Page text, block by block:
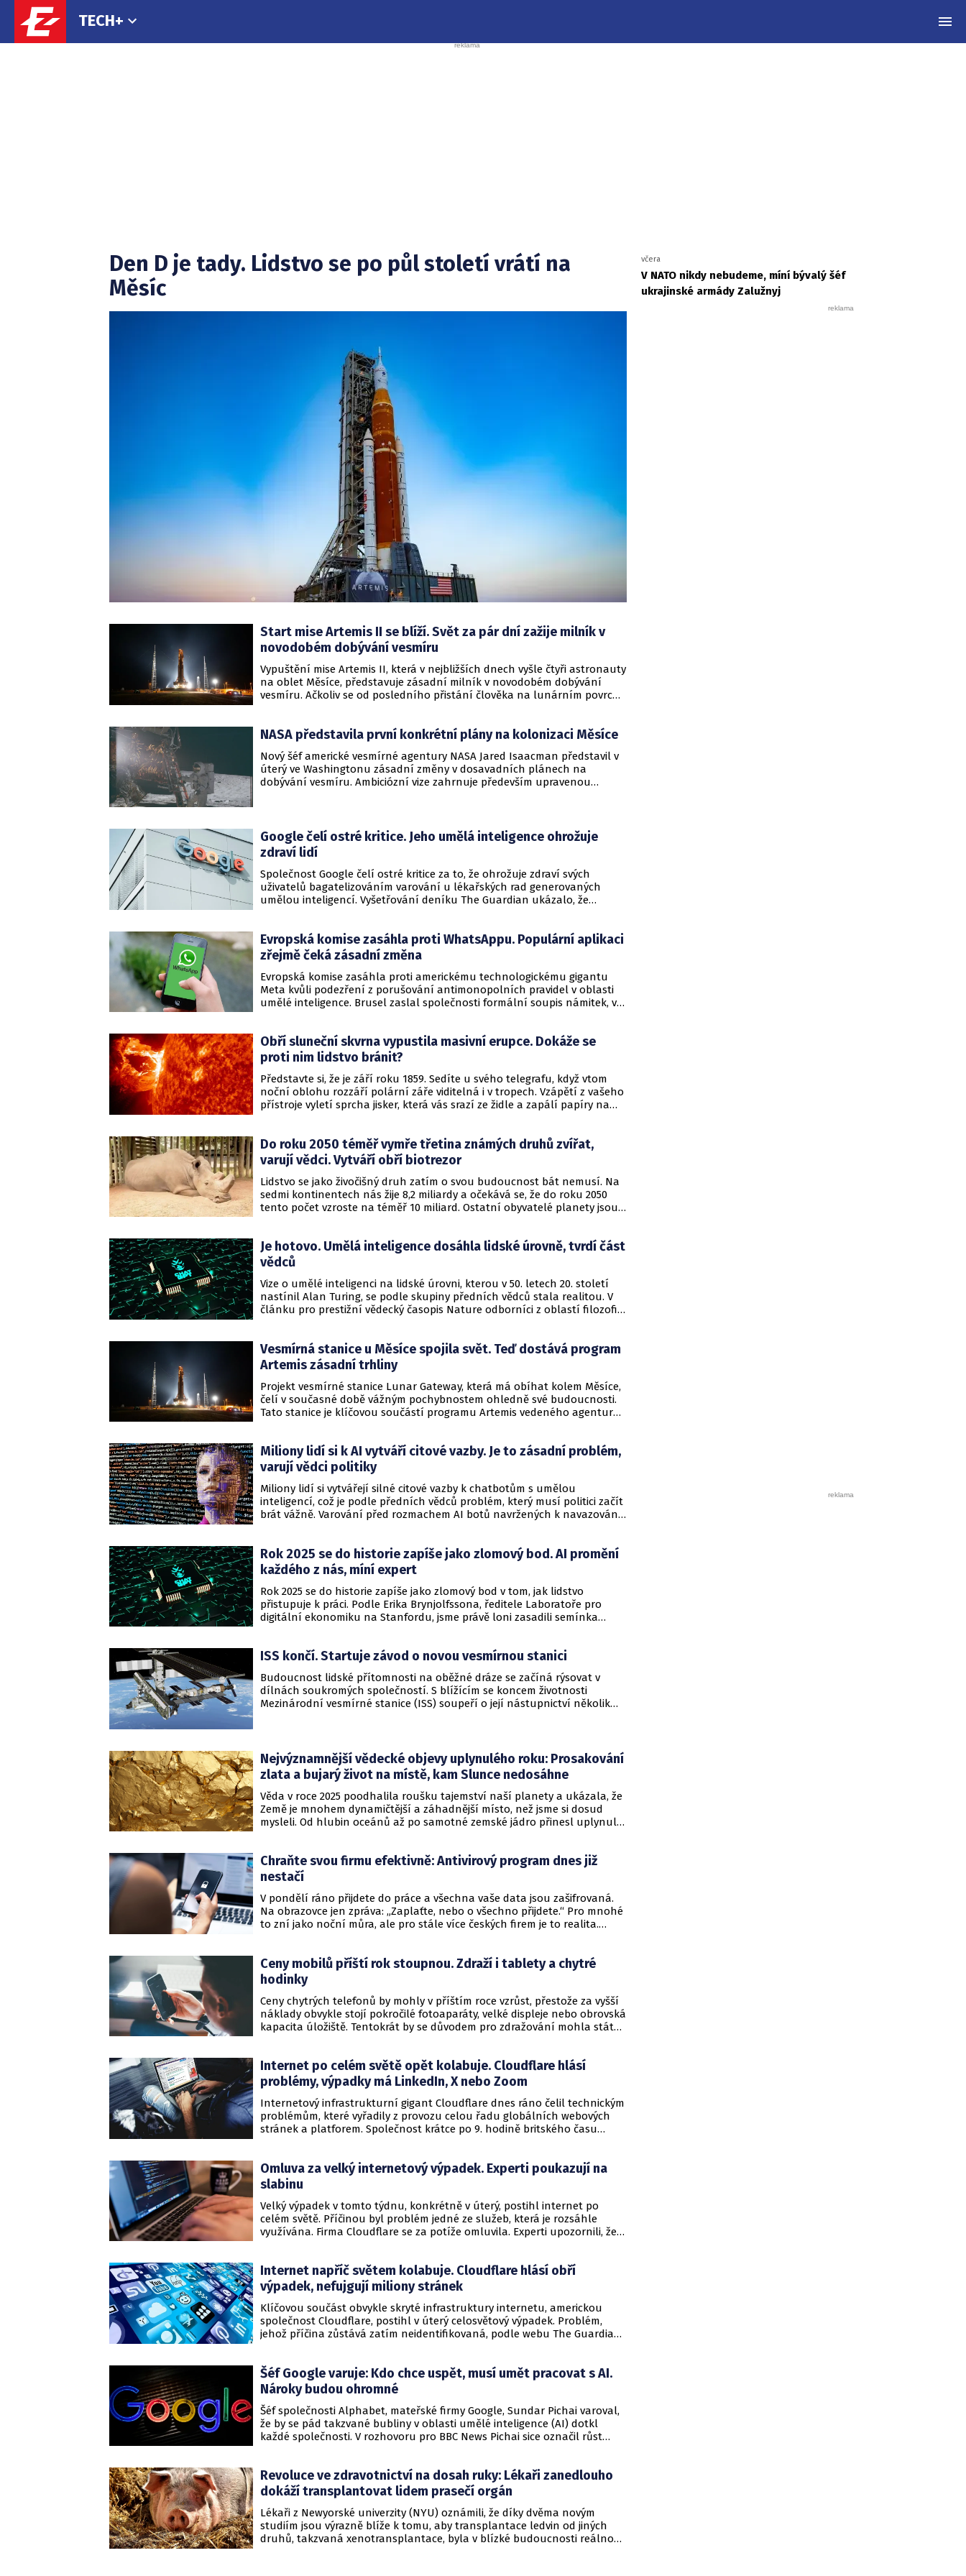
TECH+
Tech+
Související
články:
Den D je tady. Lidstvo se po půl století vrátí na
Měsíc
Start mise Artemis II se blíží. Svět za pár dní zažije milník v
novodobém dobývání vesmíru
Vypuštění mise Artemis II, která v nejbližších dnech vyšle čtyři astronauty
na oblet Měsíce, představuje zásadní milník v novodobém dobývání
vesmíru. Ačkoliv se od posledního přistání člověka na lunárním povrchu
pro tento nákladný návrat není jen nostalgie, ale především strategické
soupeření.
NASA představila první konkrétní plány na kolonizaci Měsíce
Nový šéf americké vesmírné agentury NASA Jared Isaacman představil v
úterý ve Washingtonu zásadní změny v dosavadních plánech na
dobývání vesmíru. Ambiciózní vize zahrnuje především upravenou
Google čelí ostré kritice. Jeho umělá inteligence ohrožuje
zdraví lidí
Společnost Google čelí ostré kritice za to, že ohrožuje zdraví svých
uživatelů bagatelizováním varování u lékařských rad generovaných
umělou inteligencí. Vyšetřování deníku The Guardian ukázalo, že
funkce přitom v rámci vyhledávání nabízí odpovědi na citlivá zdravotní
témata přímo na začátku stránky.
Evropská komise zasáhla proti WhatsAppu. Populární aplikaci
zřejmě čeká zásadní změna
Evropská komise zasáhla proti americkému technologickému gigantu
Meta kvůli podezření z porušování antimonopolních pravidel v oblasti
umělé inteligence. Brusel zaslal společnosti formální soupis námitek, v
jednání, které vylučuje asistenty třetích stran z interakce s uživateli, což
poškozuje tržní prostředí.
Obří sluneční skvrna vypustila masivní erupce. Dokáže se
proti nim lidstvo bránit?
Představte si, že je září roku 1859. Sedíte u svého telegrafu, když vtom
noční oblohu rozzáří polární záře viditelná i v tropech. Vzápětí z vašeho
přístroje vyletí sprcha jisker, která vás srazí ze židle a zapálí papíry na
zaznamenané historii, známé jako Carringtonova událost.
Do roku 2050 téměř vymře třetina známých druhů zvířat,
varují vědci. Vytváří obří biotrezor
Lidstvo se jako živočišný druh zatím o svou budoucnost bát nemusí. Na
sedmi kontinentech nás žije 8,2 miliardy a očekává se, že do roku 2050
tento počet vzroste na téměř 10 miliard. Ostatní obyvatelé planety jsou
vyhynutí přibližně 30 % známých druhů. Nyní se však objevuje způsob,
jak je chránit – nebo alespoň uchovat jejich genomy, aby se v budoucnu
Je hotovo. Umělá inteligence dosáhla lidské úrovně, tvrdí část
vědců
Vize o umělé inteligenci na lidské úrovni, kterou v 50. letech 20. století
nastínil Alan Turing, se podle skupiny předních vědců stala realitou. V
článku pro prestižní vědecký časopis Nature odborníci z oblastí filozofie,
začátku roku 2026 zcela jednoznačná a dlouhodobý problém vytvoření
AGI byl vyřešen.
Vesmírná stanice u Měsíce spojila svět. Teď dostává program
Artemis zásadní trhliny
Projekt vesmírné stanice Lunar Gateway, která má obíhat kolem Měsíce,
čelí v současné době vážným pochybnostem ohledně své budoucnosti.
Tato stanice je klíčovou součástí programu Artemis vedeného agenturou
plánům se však projekt potýká s odklady, rostoucími náklady a hrozbou
škrtů v americkém rozpočtu.
Miliony lidí si k AI vytváří citové vazby. Je to zásadní problém,
varují vědci politiky
Miliony lidí si vytvářejí silné citové vazby k chatbotům s umělou
inteligencí, což je podle předních vědců problém, který musí politici začít
brát vážně. Varování před rozmachem AI botů navržených k navazování
společníků prudce roste a některé aplikace již využívají desítky milionů
lidí.
Rok 2025 se do historie zapíše jako zlomový bod. AI promění
každého z nás, míní expert
Rok 2025 se do historie zapíše jako zlomový bod v tom, jak lidstvo
přistupuje k práci. Podle Erika Brynjolfssona, ředitele Laboratoře pro
digitální ekonomiku na Stanfordu, jsme právě loni zasadili semínka
ISS končí. Startuje závod o novou vesmírnou stanici
Budoucnost lidské přítomnosti na oběžné dráze se začíná rýsovat v
dílnách soukromých společností. S blížícím se koncem životnosti
Mezinárodní vesmírné stanice (ISS) soupeří o její nástupnictví několik
Nejvýznamnější vědecké objevy uplynulého roku: Prosakování
zlata a bujarý život na místě, kam Slunce nedosáhne
Věda v roce 2025 poodhalila roušku tajemství naší planety a ukázala, že
Země je mnohem dynamičtější a záhadnější místo, než jsme si dosud
mysleli. Od hlubin oceánů až po samotné zemské jádro přinesl uplynulý
příkopech oceánu narazili na prosperující společenství tvorů, kteří
nepotřebují slunce.
Chraňte svou firmu efektivně: Antivirový program dnes již
nestačí
V pondělí ráno přijdete do práce a všechna vaše data jsou zašifrovaná.
Na obrazovce jen zpráva: „Zaplaťte, nebo o všechno přijdete.“ Pro mnohé
to zní jako noční můra, ale pro stále více českých firem je to realita.
Ceny mobilů příští rok stoupnou. Zdraží i tablety a chytré
hodinky
Ceny chytrých telefonů by mohly v příštím roce vzrůst, přestože za vyšší
náklady obvykle stojí pokročilé fotoaparáty, velké displeje nebo obrovská
kapacita úložiště. Tentokrát by se důvodem pro zdražování mohla stát
hodinky.
Internet po celém světě opět kolabuje. Cloudflare hlásí
problémy, výpadky má LinkedIn, X nebo Zoom
Internetový infrastrukturní gigant Cloudflare dnes ráno čelil technickým
problémům, které vyřadily z provozu celou řadu globálních webových
stránek a platforem. Společnost krátce po 9. hodině britského času
Omluva za velký internetový výpadek. Experti poukazují na
slabinu
Velký výpadek v tomto týdnu, konkrétně v úterý, postihl internet po
celém světě. Příčinou byl problém jedné ze služeb, která je rozsáhle
využívána. Firma Cloudflare se za potíže omluvila. Experti upozornili, že
Internet napříč světem kolabuje. Cloudflare hlásí obří
výpadek, nefujgují miliony stránek
Klíčovou součást obvykle skryté infrastruktury internetu, americkou
společnost Cloudflare, postihl v úterý celosvětový výpadek. Problém,
jehož příčina zůstává zatím neidentifikovaná, podle webu The Guardian
webů proti zákeřným útokům a akcelerace výkonu.
Šéf Google varuje: Kdo chce uspět, musí umět pracovat s AI.
Nároky budou ohromné
Šéf společnosti Alphabet, mateřské firmy Google, Sundar Pichai varoval,
že by se pád takzvané bubliny v oblasti umělé inteligence (AI) dotkl
každé společnosti. V rozhovoru pro BBC News Pichai sice označil růst
Revoluce ve zdravotnictví na dosah ruky: Lékaři zanedlouho
dokáží transplantovat lidem prasečí orgán
Lékaři z Newyorské univerzity (NYU) oznámili, že díky dvěma novým
studiím jsou výrazně blíže k tomu, aby transplantace ledvin od jiných
druhů, takzvaná xenotransplantace, byla v blízké budoucnosti reálnou
včera
V NATO nikdy nebudeme, míní bývalý šéf
ukrajinské armády Zalužnyj